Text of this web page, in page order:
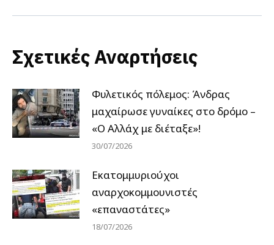
Σχετικές Αναρτήσεις
Φυλετικός πόλεμος: Άνδρας
μαχαίρωσε γυναίκες στο δρόμο –
«Ο Αλλάχ με διέταξε»!
30/07/2026
Εκατομμυριούχοι
αναρχοκομμουνιστές
«επαναστάτες»
18/07/2026